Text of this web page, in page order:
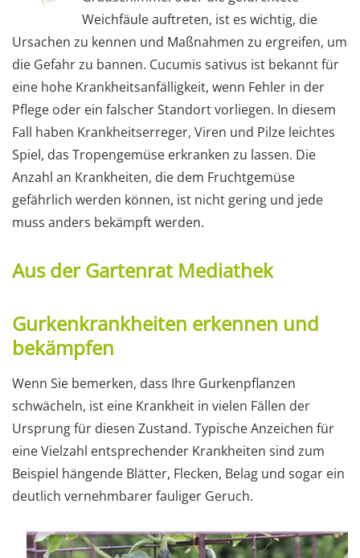
Weichfäule auftreten, ist es wichtig, die
Ursachen zu kennen und Maßnahmen zu ergreifen, um
die Gefahr zu bannen. Cucumis sativus ist bekannt für
eine hohe Krankheitsanfälligkeit, wenn Fehler in der
Pflege oder ein falscher Standort vorliegen. In diesem
Fall haben Krankheitserreger, Viren und Pilze leichtes
Spiel, das Tropengemüse erkranken zu lassen. Die
Anzahl an Krankheiten, die dem Fruchtgemüse
gefährlich werden können, ist nicht gering und jede
muss anders bekämpft werden.
Aus der Gartenrat Mediathek
Gurkenkrankheiten erkennen und
bekämpfen
Wenn Sie bemerken, dass Ihre Gurkenpflanzen
schwächeln, ist eine Krankheit in vielen Fällen der
Ursprung für diesen Zustand. Typische Anzeichen für
eine Vielzahl entsprechender Krankheiten sind zum
Beispiel hängende Blätter, Flecken, Belag und sogar ein
deutlich vernehmbarer fauliger Geruch.